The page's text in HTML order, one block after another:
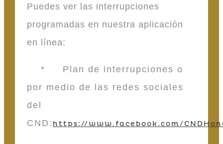
Puedes ver las interrupciones
programadas en nuestra aplicación
en línea:
* Plan de interrupciones o
por medio de las redes sociales
del
CND: https://www.facebook.com/